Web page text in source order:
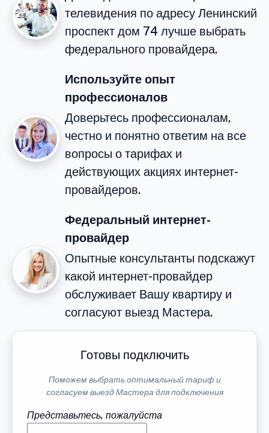
телевидения по адресу Ленинский
проспект дом 74 лучше выбрать
федерального провайдера.
Используйте опыт
профессионалов
Доверьтесь профессионалам,
честно и понятно ответим на все
вопросы о тарифах и
действующих акциях интернет-
провайдеров.
Федеральный интернет-
провайдер
Опытные консультанты подскажут
какой интернет-провайдер
обслуживает Вашу квартиру и
согласуют выезд Мастера.
Готовы подключить
Поможем выбрать оптимальный тариф и
согласуем выезд Мастера для подключения
Представьтесь, пожалуйста